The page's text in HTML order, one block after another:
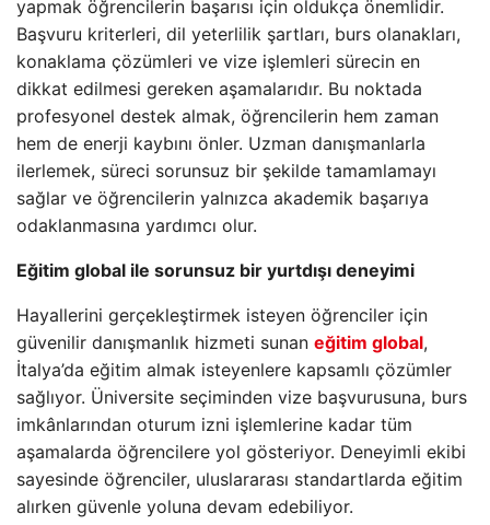
yapmak öğrencilerin başarısı için oldukça önemlidir.
Başvuru kriterleri, dil yeterlilik şartları, burs olanakları,
konaklama çözümleri ve vize işlemleri sürecin en
dikkat edilmesi gereken aşamalarıdır. Bu noktada
profesyonel destek almak, öğrencilerin hem zaman
hem de enerji kaybını önler. Uzman danışmanlarla
ilerlemek, süreci sorunsuz bir şekilde tamamlamayı
sağlar ve öğrencilerin yalnızca akademik başarıya
odaklanmasına yardımcı olur.
Eğitim global ile sorunsuz bir yurtdışı deneyimi
Hayallerini gerçekleştirmek isteyen öğrenciler için
güvenilir danışmanlık hizmeti sunan eğitim global,
İtalya’da eğitim almak isteyenlere kapsamlı çözümler
sağlıyor. Üniversite seçiminden vize başvurusuna, burs
imkânlarından oturum izni işlemlerine kadar tüm
aşamalarda öğrencilere yol gösteriyor. Deneyimli ekibi
sayesinde öğrenciler, uluslararası standartlarda eğitim
alırken güvenle yoluna devam edebiliyor.